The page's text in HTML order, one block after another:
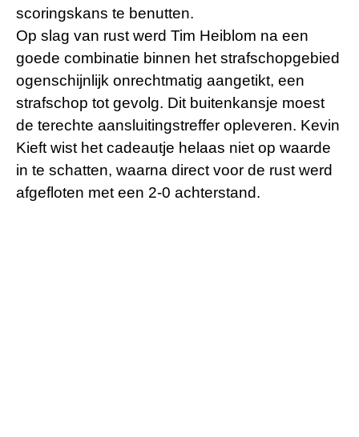
scoringskans te benutten.
Op slag van rust werd Tim Heiblom na een
goede combinatie binnen het strafschopgebied
ogenschijnlijk onrechtmatig aangetikt, een
strafschop tot gevolg. Dit buitenkansje moest
de terechte aansluitingstreffer opleveren. Kevin
Kieft wist het cadeautje helaas niet op waarde
in te schatten, waarna direct voor de rust werd
afgefloten met een 2-0 achterstand.